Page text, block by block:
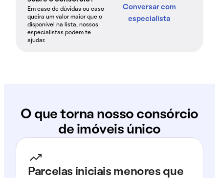
Em caso de dúvidas ou caso
queira um valor maior que o
disponível na lista, nossos
especialistas podem te
ajudar.
Conversar com
especialista
O que torna nosso consórcio
de imóveis único
Parcelas iniciais menores que